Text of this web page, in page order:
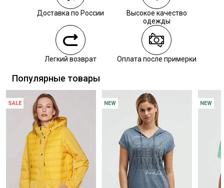
Самовывоз из пункта выдачи СДЭК
Самовывоз из наших магазинов
Курьерская доставка СДЭК
Самовывоз из пункта выдачи СДЭК
Доставка по России
Высокое качество
одежды
Легкий возврат Оплата после примерки
Популярные товары
SALE NEW NEW